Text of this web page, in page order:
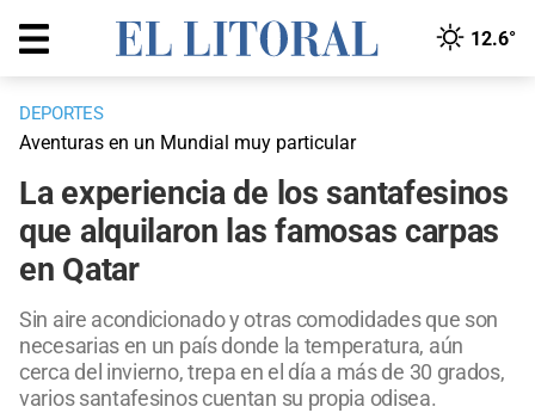
12.6°
DEPORTES
Aventuras en un Mundial muy particular
La experiencia de los santafesinos
que alquilaron las famosas carpas
en Qatar
Sin aire acondicionado y otras comodidades que son
necesarias en un país donde la temperatura, aún
cerca del invierno, trepa en el día a más de 30 grados,
varios santafesinos cuentan su propia odisea.